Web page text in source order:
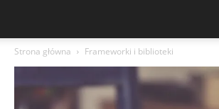
Strona główna Frameworki i biblioteki